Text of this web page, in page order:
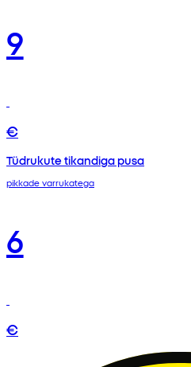
9
€
Tüdrukute tikandiga pusa
pikkade varrukatega
6
€